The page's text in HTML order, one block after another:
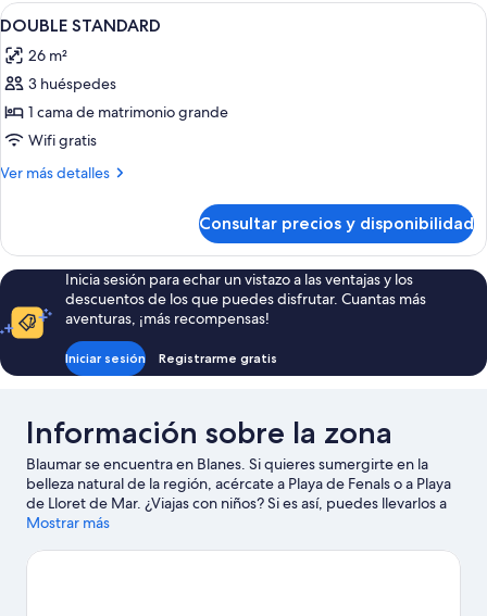
Abrir
todas
las
fotos
de
DOUBLE
STANDARD
Escritorio, cortinas opacas, wifi gratis
6
DOUBLE STANDARD
26 m²
3 huéspedes
1 cama de matrimonio grande
Wifi gratis
Ver más detalles
Más
STANDARD
Consultar precios y disponibilidad
Inicia sesión para echar un vistazo a las ventajas y los
descuentos de los que puedes disfrutar. Cuantas más
aventuras, ¡más recompensas!
Iniciar sesión Registrarme gratis
Información sobre la zona
Blaumar se encuentra en Blanes. Si quieres sumergirte en la
belleza natural de la región, acércate a Playa de Fenals o a Playa
de Lloret de Mar. ¿Viajas con niños? Si es así, puedes llevarlos a
Jardín Botánico Marimurtra o a Jardín botánico Pinya de Rosa.
Mostrar más